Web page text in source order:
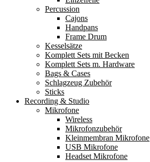
Percussion
Cajons
Handpans
Frame Drum
Kesselsätze
Komplett Sets mit Becken
Komplett Sets m. Hardware
Bags & Cases
Schlagzeug Zubehör
Sticks
Recording & Studio
Mikrofone
Wireless
Mikrofonzubehör
Kleinmembran Mikrofone
USB Mikrofone
Headset Mikrofone